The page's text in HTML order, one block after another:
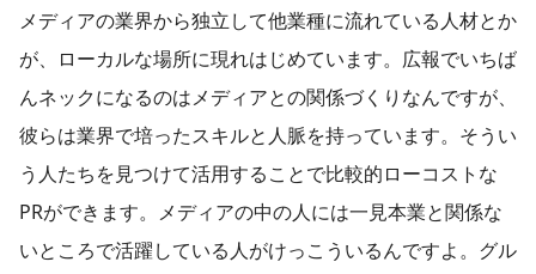
メディアの業界から独立して他業種に流れている人材とか
が、ローカルな場所に現れはじめています。広報でいちば
んネックになるのはメディアとの関係づくりなんですが、
彼らは業界で培ったスキルと人脈を持っています。そうい
う人たちを見つけて活用することで比較的ローコストな
PRができます。メディアの中の人には一見本業と関係な
いところで活躍している人がけっこういるんですよ。グル